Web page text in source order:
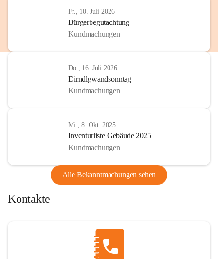
Fr., 10. Juli 2026
Bürgerbegutachtung
Kundmachungen
Do., 16. Juli 2026
Dirndlgwandsonntag
Kundmachungen
Mi., 8. Okt. 2025
Inventurliste Gebäude 2025
Kundmachungen
Alle Bekanntmachungen sehen
Kontakte